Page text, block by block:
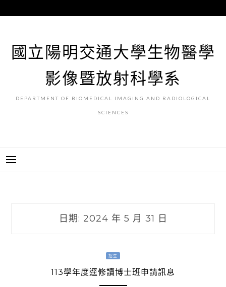
至
國立陽明交通大學生物醫學
影像暨放射科學系
DEPARTMENT OF BIOMEDICAL IMAGING AND RADIOLOGICAL
SCIENCES
日期: 2024 年 5 月 31 日
招生
113學年度逕修讀博士班申請訊息